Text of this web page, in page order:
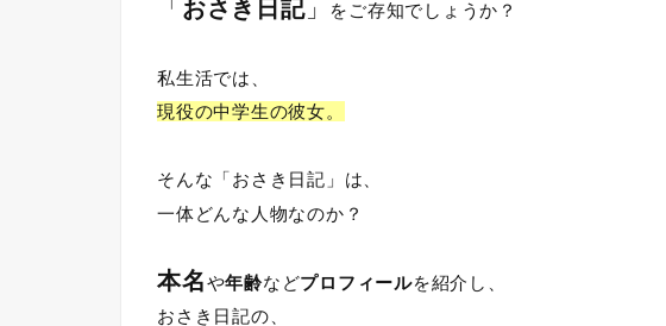
「 おさき日記」 をご存知でしょうか？
私生活では、
現役の中学生の彼女。
そんな「おさき日記」は、
一体どんな人物なのか？
本名や年齢などプロフィールを紹介し、
おさき日記の、